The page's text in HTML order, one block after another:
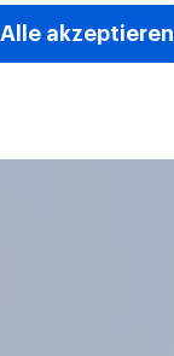
Alle akzeptieren